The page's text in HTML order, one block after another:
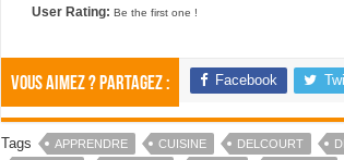
User Rating: Be the first one !
Vous aimez ? Partagez : Facebook
Tags APPRENDRE CUISINE DELCOURT